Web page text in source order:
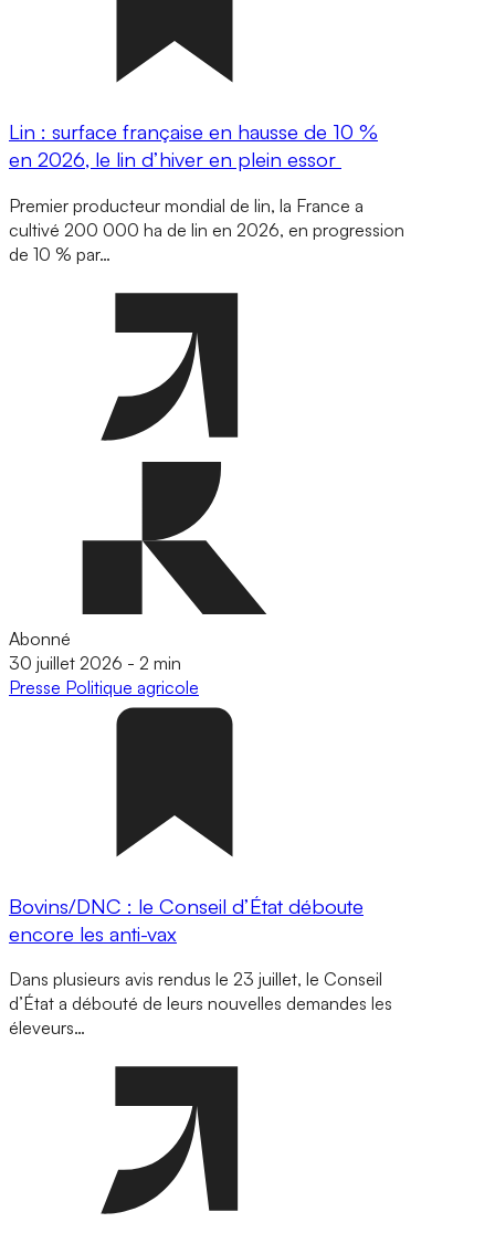
Lin : surface française en hausse de 10 %
en 2026, le lin d’hiver en plein essor
Premier producteur mondial de lin, la France a
cultivé 200 000 ha de lin en 2026, en progression
de 10 % par…
Abonné
30 juillet 2026 - 2 min
Presse Politique agricole
Bovins/DNC : le Conseil d’État déboute
encore les anti-vax
Dans plusieurs avis rendus le 23 juillet, le Conseil
d’État a débouté de leurs nouvelles demandes les
éleveurs…